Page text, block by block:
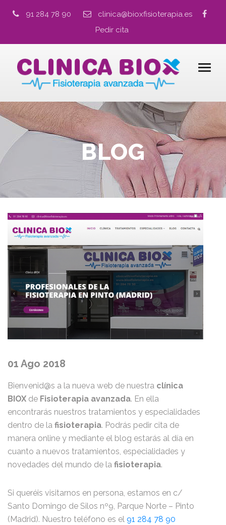
91 284 78 90
clinica@bioxfisioterapia.es
Pedir cita
BLOG
01 Ago 2018
Bienvenid@s a la nueva web de nuestra clínica
BIOX de Fisioterapia avanzada. En ella
encontrarás nuestros tratamientos y especialidades
dentro de la fisioterapia. Podrás pedir cita de
manera online y mediante el blog estarás al día en
cuanto a nuevos tratamientos, especialidades y
novedades del mundo de la fisioterapia.
Si queréis visitarnos en persona, estamos en c/
Santo Domingo de Silos nº9, Parque Norte – Pinto
(Madrid). Nuestro teléfono es el 91 284 78 90